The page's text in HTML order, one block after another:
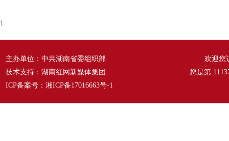
1
主办单位：中共湖南省委组织部
技术支持：湖南红网新媒体集团
ICP备案号： 湘ICP备17016663号-1
欢迎您
您是第